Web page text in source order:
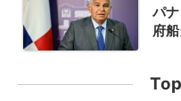
パ
府